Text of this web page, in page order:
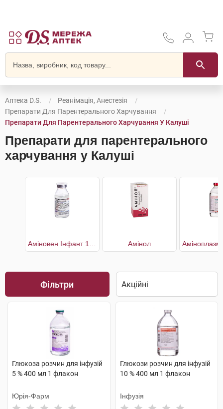
Аптека D.S.
Реанімація, Анестезія
Препарати Для Парентерального Харчування
Препарати Для Парентерального Харчування У Калуші
Препарати для парентерального
харчування у Калуші
Амінол
Фільтри
Глюкоза розчин для інфузій
5 % 400 мл 1 флакон
Юрія-Фарм
Глюкози розчин для інфузій
10 % 400 мл 1 флакон
Інфузія